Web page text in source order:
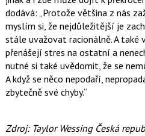
dodává: „Protože většina z nás
myslím si, že nejdůležitější je
stále uvažovat racionálně. A také
přenášejí stres na ostatní a
nutné si také uvědomit, že se
A když se něco nepodaří,
zbytečně své chyby.“
Zdroj: Taylor Wessing Česká